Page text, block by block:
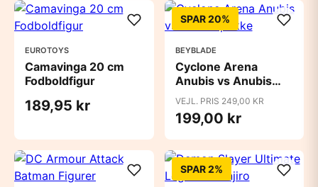
EUROTOYS
Camavinga 20 cm
Fodboldfigur
189,95 kr
SPAR 20%
BEYBLADE
Cyclone Arena
Anubis vs Anubis
pakke
VEJL. PRIS 249,00 KR
199,00 kr
SPAR 2%